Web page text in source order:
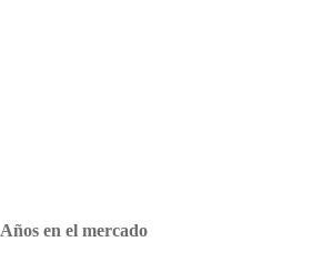
Años en el mercado